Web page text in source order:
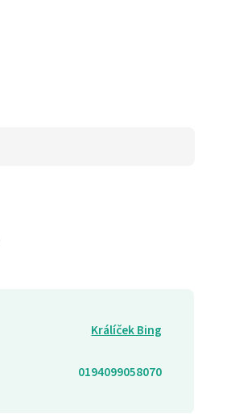
Králíček Bing
0194099058070